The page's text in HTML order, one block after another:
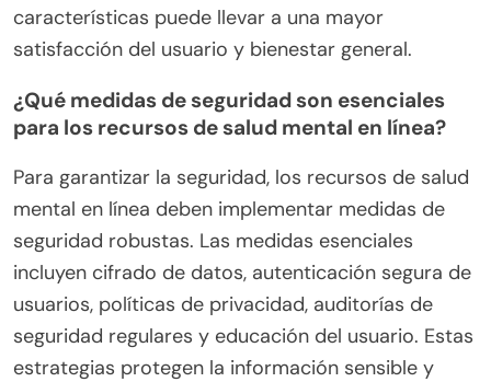
características puede llevar a una mayor
satisfacción del usuario y bienestar general.
¿Qué medidas de seguridad son esenciales
para los recursos de salud mental en línea?
Para garantizar la seguridad, los recursos de salud
mental en línea deben implementar medidas de
seguridad robustas. Las medidas esenciales
incluyen cifrado de datos, autenticación segura de
usuarios, políticas de privacidad, auditorías de
seguridad regulares y educación del usuario. Estas
estrategias protegen la información sensible y